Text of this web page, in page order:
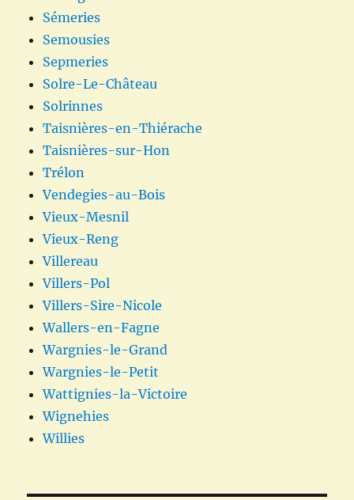
Sémeries
Semousies
Sepmeries
Solre-Le-Château
Solrinnes
Taisnières-en-Thiérache
Taisnières-sur-Hon
Trélon
Vendegies-au-Bois
Vieux-Mesnil
Vieux-Reng
Villereau
Villers-Pol
Villers-Sire-Nicole
Wallers-en-Fagne
Wargnies-le-Grand
Wargnies-le-Petit
Wattignies-la-Victoire
Wignehies
Willies